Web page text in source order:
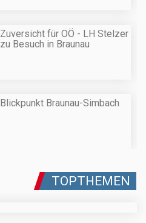
Zuversicht für OÖ - LH Stelzer
zu Besuch in Braunau
Blickpunkt Braunau-Simbach
TOPTHEMEN